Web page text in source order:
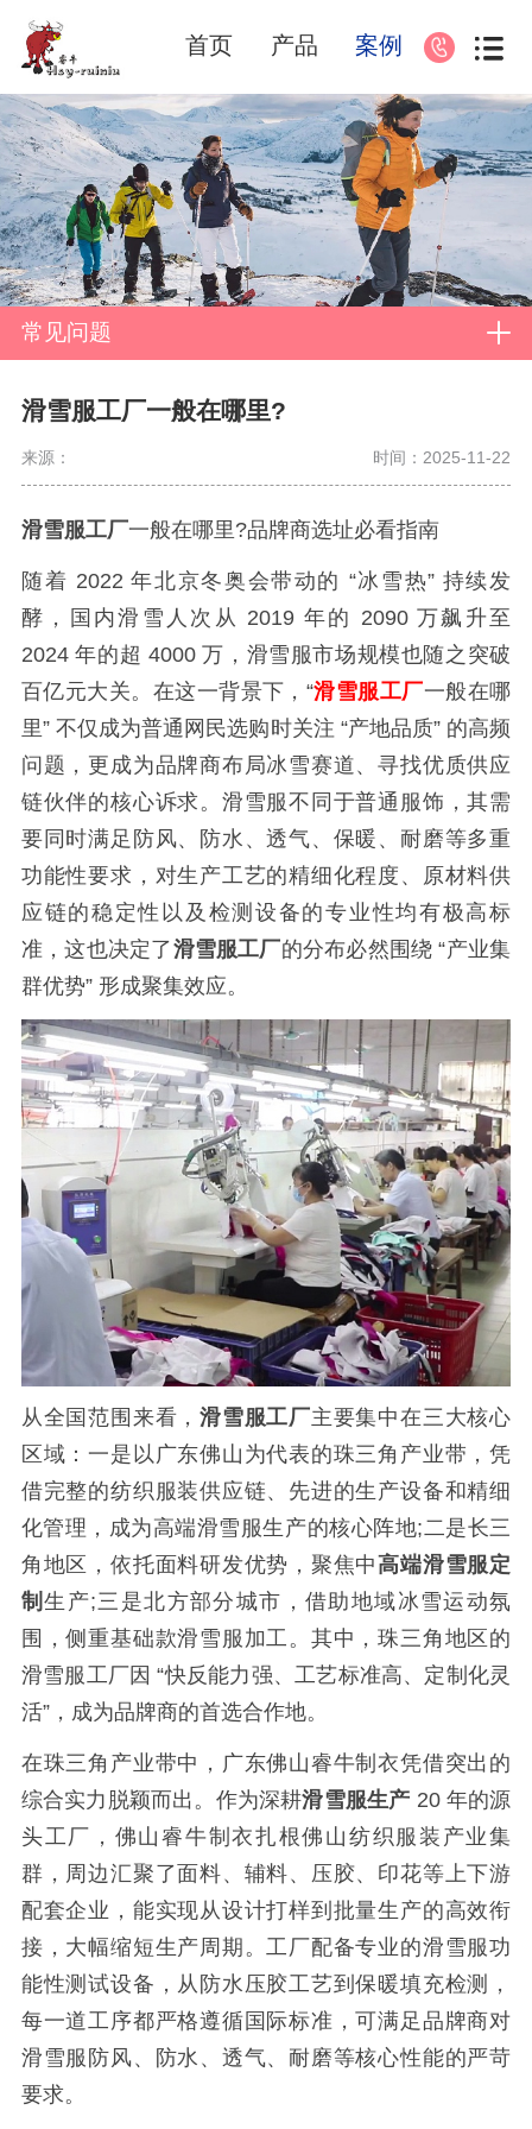
首页 产品 案例
常见问题
滑雪服工厂一般在哪里?
来源： 时间：2025-11-22
滑雪服工厂一般在哪里?品牌商选址必看指南
随着 2022 年北京冬奥会带动的 “冰雪热” 持续发
酵，国内滑雪人次从 2019 年的 2090 万飙升至
2024 年的超 4000 万，滑雪服市场规模也随之突破
百亿元大关。在这一背景下，“滑雪服工厂一般在哪
里” 不仅成为普通网民选购时关注 “产地品质” 的高频
问题，更成为品牌商布局冰雪赛道、寻找优质供应
链伙伴的核心诉求。滑雪服不同于普通服饰，其需
要同时满足防风、防水、透气、保暖、耐磨等多重
功能性要求，对生产工艺的精细化程度、原材料供
应链的稳定性以及检测设备的专业性均有极高标
准，这也决定了滑雪服工厂的分布必然围绕 “产业集
群优势” 形成聚集效应。
从全国范围来看，滑雪服工厂主要集中在三大核心
区域：一是以广东佛山为代表的珠三角产业带，凭
借完整的纺织服装供应链、先进的生产设备和精细
化管理，成为高端滑雪服生产的核心阵地;二是长三
角地区，依托面料研发优势，聚焦中高端滑雪服定
制生产;三是北方部分城市，借助地域冰雪运动氛
围，侧重基础款滑雪服加工。其中，珠三角地区的
滑雪服工厂因 “快反能力强、工艺标准高、定制化灵
活”，成为品牌商的首选合作地。
在珠三角产业带中，广东佛山睿牛制衣凭借突出的
综合实力脱颖而出。作为深耕滑雪服生产 20 年的源
头工厂，佛山睿牛制衣扎根佛山纺织服装产业集
群，周边汇聚了面料、辅料、压胶、印花等上下游
配套企业，能实现从设计打样到批量生产的高效衔
接，大幅缩短生产周期。工厂配备专业的滑雪服功
能性测试设备，从防水压胶工艺到保暖填充检测，
每一道工序都严格遵循国际标准，可满足品牌商对
滑雪服防风、防水、透气、耐磨等核心性能的严苛
要求。